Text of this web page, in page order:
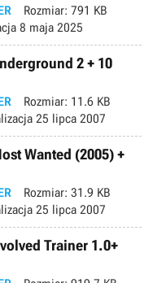
Rozmiar: 791 KB
8 maja 2025
2 + 10
Rozmiar: 11.6 KB
25 lipca 2007
Wanted (2005) +
Rozmiar: 31.9 KB
25 lipca 2007
Trainer 1.0+